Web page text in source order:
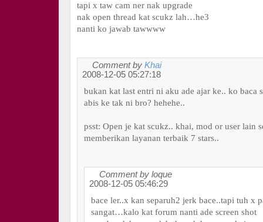
tapi x taw cam ner nak upgrade
nak open thread kat scukz lah…he3
nanti ko jawab tawwww
Comment by Khai
2008-12-05 05:27:18
bukan kat last entri ni aku ade ajar ke.. ko baca
abis ke tak ni bro? hehehe..
psst: Open je kat scukz.. khai, mod or user lain
memberikan layanan terbaik 7 stars..
Comment by loque
2008-12-05 05:46:29
bace ler..x kan separuh2 jerk bace..tapi tuh x
sangat…kalo kat forum nanti ade screen shot